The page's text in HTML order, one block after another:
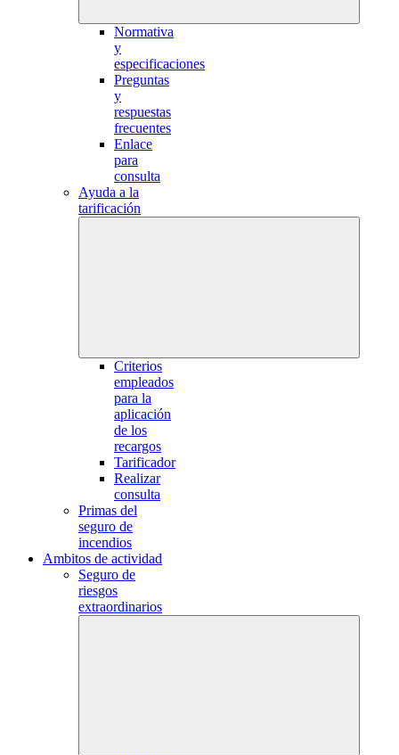
Normativa
y
especificaciones
Preguntas
y
respuestas
frecuentes
Enlace
para
consulta
Ayuda a la
tarificación
Criterios
empleados
para la
aplicación
de los
recargos
Tarificador
Realizar
consulta
Primas del
seguro de
incendios
Ambitos de actividad
Seguro de
riesgos
extraordinarios